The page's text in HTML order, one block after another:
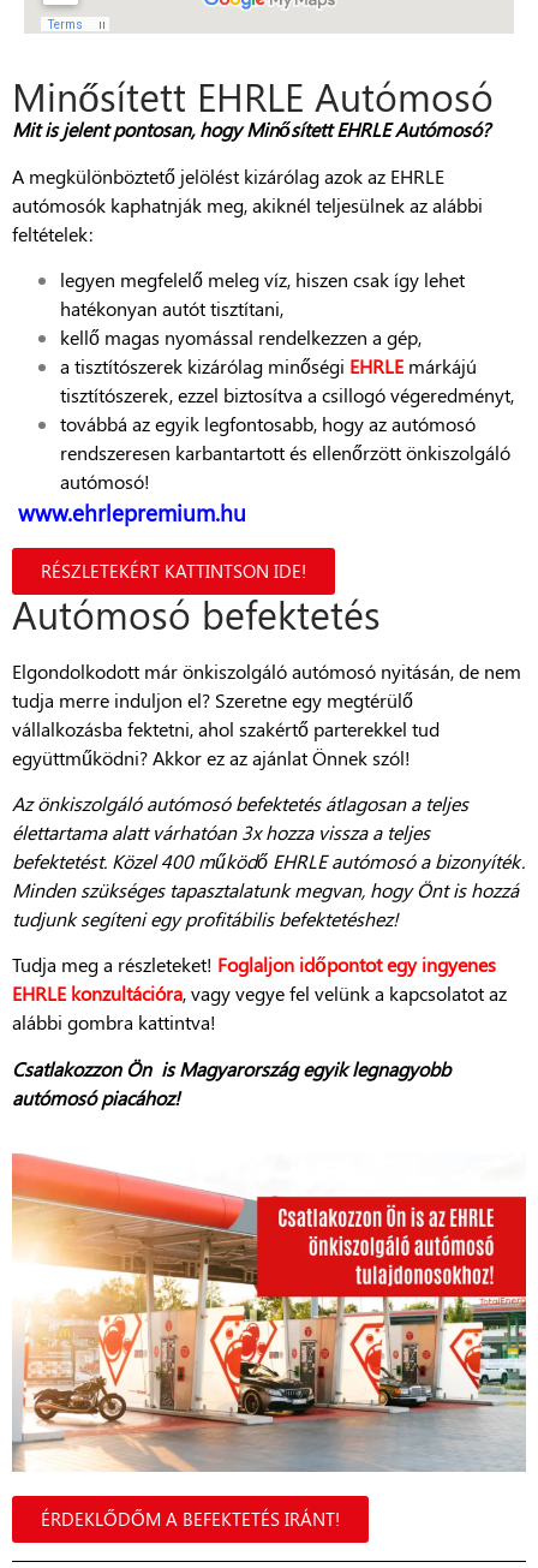
Minősített EHRLE Autómosó
Mit is jelent pontosan, hogyMinősítettEHRLE Autómosó?
A megkülönböztető jelölést kizárólag azok az EHRLE
autómosók kaphatnják meg, akiknél teljesülnek az alábbi
feltételek:
legyen megfelelő meleg víz, hiszen csak így lehet
hatékonyan autót tisztítani,
kellő magas nyomással rendelkezzen a gép,
a tisztítószerek kizárólag minőségi EHRLE márkájú
tisztítószerek, ezzel biztosítva a csillogó végeredményt,
továbbá az egyik legfontosabb, hogy az autómosó
rendszeresen karbantartott és ellenőrzött önkiszolgáló
autómosó!
www.ehrlepremium.hu
RÉSZLETEKÉRT KATTINTSON IDE!
Autómosó befektetés
Elgondolkodott már önkiszolgáló autómosó nyitásán, de nem
tudja merre induljon el? Szeretne egy megtérülő
vállalkozásba fektetni, ahol szakértő parterekkel tud
együttműködni? Akkor ez az ajánlat Önnek szól!
Az önkiszolgáló autómosó befektetés átlagosan a teljes
élettartama alatt várhatóan 3x hozza vissza a teljes
befektetést. Közel 400 működő EHRLE autómosó a bizonyíték.
Minden szükséges tapasztalatunk megvan, hogy Önt is hozzá
tudjunk segíteni egy profitábilis befektetéshez!
Tudja meg a részleteket! Foglaljon időpontot egy ingyenes
EHRLE konzultációra, vagy vegye fel velünk a kapcsolatot az
alábbi gombra kattintva!
Csatlakozzon Ön is Magyarország egyik legnagyobb
autómosó piacához!
ÉRDEKLŐDŐM A BEFEKTETÉS IRÁNT!